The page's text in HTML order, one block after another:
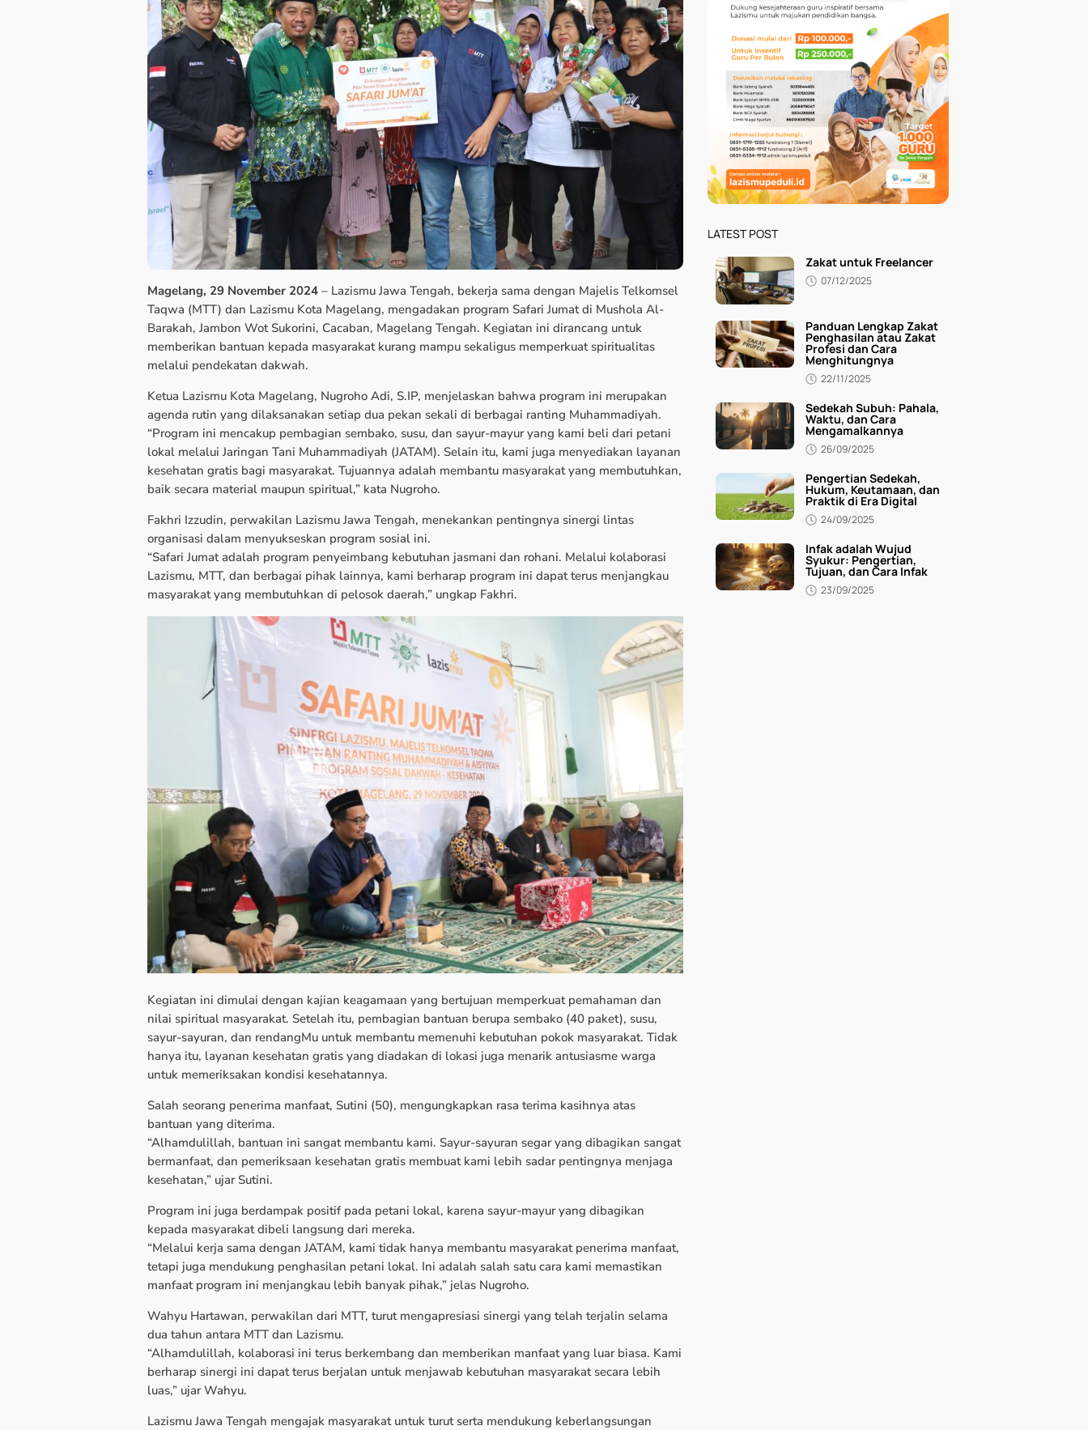
Magelang, 29 November 2024 – Lazismu Jawa Tengah, bekerja sama dengan Majelis Telkomsel
Taqwa (MTT) dan Lazismu Kota Magelang, mengadakan program Safari Jumat di Mushola Al-
Barakah, Jambon Wot Sukorini, Cacaban, Magelang Tengah. Kegiatan ini dirancang untuk
memberikan bantuan kepada masyarakat kurang mampu sekaligus memperkuat spiritualitas
melalui pendekatan dakwah.
Ketua Lazismu Kota Magelang, Nugroho Adi, S.IP, menjelaskan bahwa program ini merupakan
agenda rutin yang dilaksanakan setiap dua pekan sekali di berbagai ranting Muhammadiyah.
“Program ini mencakup pembagian sembako, susu, dan sayur-mayur yang kami beli dari petani
lokal melalui Jaringan Tani Muhammadiyah (JATAM). Selain itu, kami juga menyediakan layanan
kesehatan gratis bagi masyarakat. Tujuannya adalah membantu masyarakat yang membutuhkan,
baik secara material maupun spiritual,” kata Nugroho.
Fakhri Izzudin, perwakilan Lazismu Jawa Tengah, menekankan pentingnya sinergi lintas
organisasi dalam menyukseskan program sosial ini.
“Safari Jumat adalah program penyeimbang kebutuhan jasmani dan rohani. Melalui kolaborasi
Lazismu, MTT, dan berbagai pihak lainnya, kami berharap program ini dapat terus menjangkau
masyarakat yang membutuhkan di pelosok daerah,” ungkap Fakhri.
Kegiatan ini dimulai dengan kajian keagamaan yang bertujuan memperkuat pemahaman dan
nilai spiritual masyarakat. Setelah itu, pembagian bantuan berupa sembako (40 paket), susu,
sayur-sayuran, dan rendangMu untuk membantu memenuhi kebutuhan pokok masyarakat. Tidak
hanya itu, layanan kesehatan gratis yang diadakan di lokasi juga menarik antusiasme warga
untuk memeriksakan kondisi kesehatannya.
Salah seorang penerima manfaat, Sutini (50), mengungkapkan rasa terima kasihnya atas
bantuan yang diterima.
“Alhamdulillah, bantuan ini sangat membantu kami. Sayur-sayuran segar yang dibagikan sangat
bermanfaat, dan pemeriksaan kesehatan gratis membuat kami lebih sadar pentingnya menjaga
kesehatan,” ujar Sutini.
Program ini juga berdampak positif pada petani lokal, karena sayur-mayur yang dibagikan
kepada masyarakat dibeli langsung dari mereka.
“Melalui kerja sama dengan JATAM, kami tidak hanya membantu masyarakat penerima manfaat,
tetapi juga mendukung penghasilan petani lokal. Ini adalah salah satu cara kami memastikan
manfaat program ini menjangkau lebih banyak pihak,” jelas Nugroho.
Wahyu Hartawan, perwakilan dari MTT, turut mengapresiasi sinergi yang telah terjalin selama
dua tahun antara MTT dan Lazismu.
“Alhamdulillah, kolaborasi ini terus berkembang dan memberikan manfaat yang luar biasa. Kami
berharap sinergi ini dapat terus berjalan untuk menjawab kebutuhan masyarakat secara lebih
luas,” ujar Wahyu.
Lazismu Jawa Tengah mengajak masyarakat untuk turut serta mendukung keberlangsungan
LATEST POST
Zakat untuk Freelancer
07/12/2025
Panduan Lengkap Zakat
Penghasilan atau Zakat
Profesi dan Cara
Menghitungnya
22/11/2025
Sedekah Subuh: Pahala,
Waktu, dan Cara
Mengamalkannya
26/09/2025
Pengertian Sedekah,
Hukum, Keutamaan, dan
Praktik di Era Digital
24/09/2025
Infak adalah Wujud
Syukur: Pengertian,
Tujuan, dan Cara Infak
23/09/2025